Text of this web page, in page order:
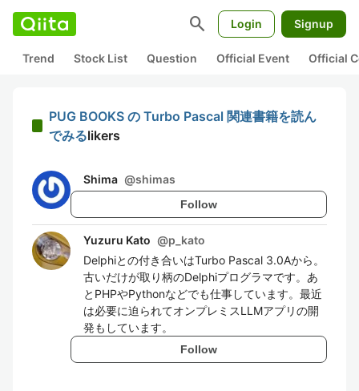
search Login Signup
Trend Stock List Question Official Event Official
PUG BOOKS の Turbo Pascal 関連書籍を読ん
でみるlikers
Shima @shimas
Follow
Yuzuru Kato @p_kato
Delphiとの付き合いはTurbo Pascal 3.0Aから。
古いだけが取り柄のDelphiプログラマです。あ
とPHPやPythonなどでも仕事しています。最近
は必要に迫られてオンプレミスLLMアプリの開
発もしています。
Follow